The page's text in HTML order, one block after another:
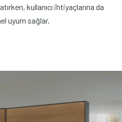
kullanıcı ihtiyaçlarına da
uyum sağlar.